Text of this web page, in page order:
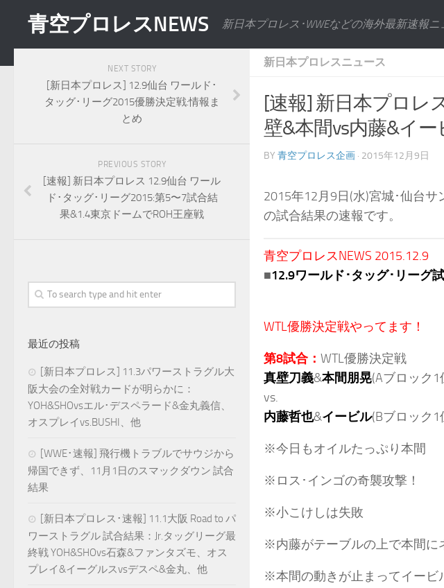
青空プロレスNEWS 新日本プロレス･WWEなどの海外最新速報
新日本プロレスニュース
[速報] 新日本プロレ
壁&本間vs内藤&イー
BY 青空プロレス企画 · 2015年12月9日
2015年12月9日(水)宮城･仙台サ
の試合結果の速報です。
青空プロレスNEWS 2015.12.9
■12.9ワールド･タッグ･リーグ
WTL優勝決定戦やってます！
第8試合： WTL優勝決定戦
真壁刀義&本間朋晃(Aブロック1
vs.
内藤哲也&イービル(Bブロック1
※今日もオイルたっぷり本間
※ロス･インゴの奇襲攻撃！
※小こけしは失敗
※内藤がテーブルの上で本間に
※本間の動きが止まってイービ
NEXT STORY
[新日本プロレス] 12.9仙台 ワールド･
タッグ･リーグ2015優勝決定戦:情報ま
とめ
PREVIOUS STORY
[速報] 新日本プロレス 12.9仙台 ワール
ド･タッグ･リーグ2015:第5〜7試合結
果&1.4東京ドームでROH王座戦
最近の投稿
[新日本プロレス] 11.3パワーストラグル大
阪大会の全対戦カードが明らかに：
YOH&SHOvsエル･デスペラード&金丸義信、
オスプレイvs.BUSHI、他
[WWE･速報] 飛行機トラブルでサウジから
帰国できず、11月1日のスマックダウン 試合
結果
[新日本プロレス･速報] 11.1大阪 Road to パ
ワーストラグル 試合結果：Jr.タッグリーグ最
終戦 YOH&SHOvs石森&ファンタズモ、オス
プレイ&イーグルスvsデスペ&金丸、他